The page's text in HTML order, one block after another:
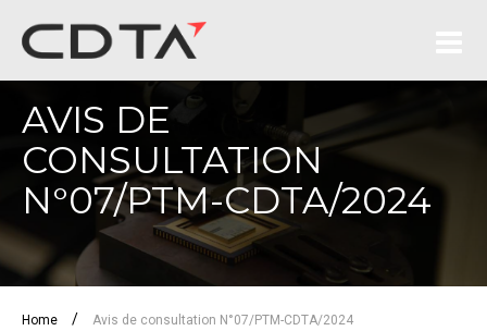
AVIS DE
CONSULTATION
N°07/PTM-CDTA/2024
Home / Avis de consultation N°07/PTM-CDTA/2024